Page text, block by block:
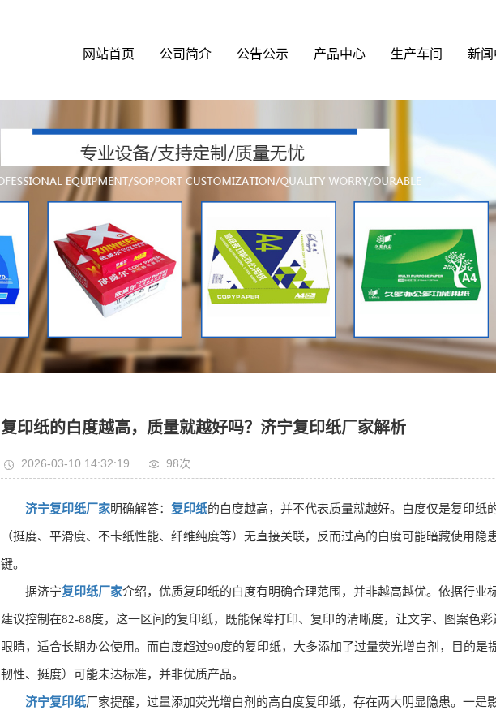
网站首页 公司简介 公告公示 产品中心 生产车间 新
复印纸的白度越高，质量就越好吗？济宁复印纸厂家解析
2026-03-10 14:32:19 98次
济宁复印纸厂家明确解答： 复印纸的白度越高，并不代表质量就越好。白度仅是复印纸
（挺度、平滑度、不卡纸性能、纤维纯度等）无直接关联，反而过高的白度可能暗藏使用隐
键。
据济宁复印纸厂家介绍，优质复印纸的白度有明确合理范围，并非越高越优。依据行业
建议控制在82-88度，这一区间的复印纸，既能保障打印、复印的清晰度，让文字、图案色
眼睛，适合长期办公使用。而白度超过90度的复印纸，大多添加了过量荧光增白剂，目的是
韧性、挺度）可能未达标准，并非优质产品。
济宁复印纸厂家提醒，过量添加荧光增白剂的高白度复印纸，存在两大明显隐患。一是